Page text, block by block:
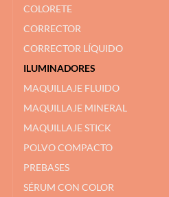
COLORETE
CORRECTOR
CORRECTOR LÍQUIDO
ILUMINADORES
MAQUILLAJE FLUIDO
MAQUILLAJE MINERAL
MAQUILLAJE STICK
POLVO COMPACTO
PREBASES
SÉRUM CON COLOR